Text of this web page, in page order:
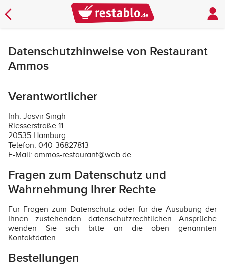
Datenschutzhinweise von Restaurant
Ammos
Verantwortlicher
Inh. Jasvir Singh
Riesserstraße 11
20535 Hamburg
Telefon: 040-36827813
E-Mail: ammos-restaurant@web.de
Fragen zum Datenschutz und
Wahrnehmung Ihrer Rechte
Für Fragen zum Datenschutz oder für die Ausübung der
Ihnen zustehenden datenschutzrechtlichen Ansprüche
wenden Sie sich bitte an die oben genannten
Kontaktdaten.
Bestellungen